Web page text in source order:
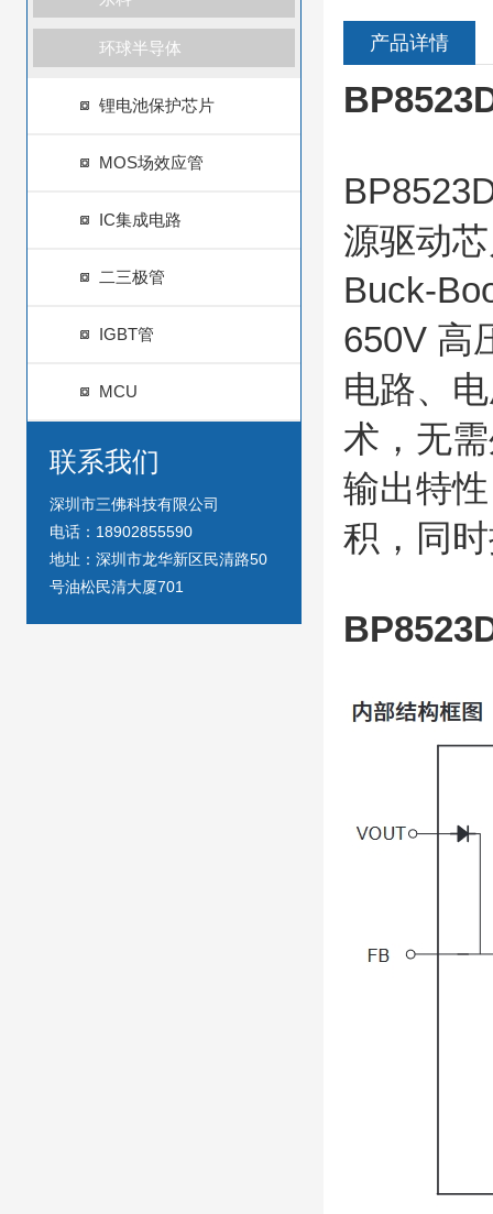
环球半导体
锂电池保护芯片
MOS场效应管
IC集成电路
二三极管
IGBT管
MCU
联系我们
深圳市三佛科技有限公司
电话：18902855590
地址：深圳市龙华新区民清路50
号油松民清大厦701
产品详情
源驱动
Buck-
650V 高
电路、
术，无
输出特
积，同